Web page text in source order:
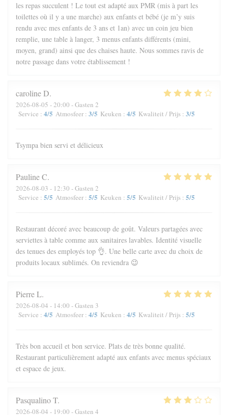
les repas succulent ! Le tout est adapté aux PMR (mis à part les
toilettes où il y a une marche) aux enfants et bébé (je m’y suis
rendu avec mes enfants de 3 ans et 1an) avec un coin jeu bien
remplie, une table à langer, 3 menus enfants différents (mini,
moyen, grand) ainsi que des chaises haute. Nous sommes ravis de
notre passage dans votre établissement !
carolineD
2026-08-05 - 20:00 - Gasten 2
Service : 4/5 Atmosfeer : 3/5 Keuken : 4/5 Kwaliteit / Prijs : 3/5
Tsympa bien servi et délicieux
PaulineC
2026-08-03 - 12:30 - Gasten 2
Service : 5/5 Atmosfeer : 5/5 Keuken : 5/5 Kwaliteit / Prijs : 5/5
Restaurant décoré avec beaucoup de goût. Valeurs partagées avec
serviettes à table comme aux sanitaires lavables. Identité visuelle
des tenues des employés top 👌. Une belle carte avec du choix de
produits locaux sublimés. On reviendra 😉
PierreL
2026-08-04 - 14:00 - Gasten 3
Service : 4/5 Atmosfeer : 4/5 Keuken : 4/5 Kwaliteit / Prijs : 5/5
Très bon accueil et bon service. Plats de très bonne qualité.
Restaurant particulièrement adapté aux enfants avec menus spéciaux
et espace de jeux.
PasqualinoT
2026-08-04 - 19:00 - Gasten 4